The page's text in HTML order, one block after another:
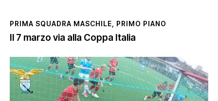
PRIMA SQUADRA MASCHILE PRIMO PIANO
Il 7 marzo via alla Coppa Italia